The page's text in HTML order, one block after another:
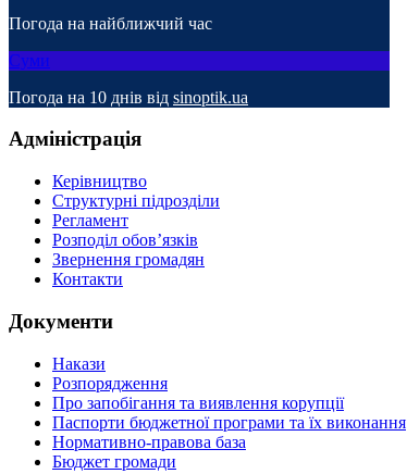
Погода на найближчий час
Суми
Погода на 10 днів від sinoptik.ua
Адміністрація
Керівництво
Структурні підрозділи
Регламент
Розподіл обов’язків
Звернення громадян
Контакти
Документи
Накази
Розпорядження
Про запобігання та виявлення корупції
Паспорти бюджетної програми та їх виконання
Нормативно-правова база
Бюджет громади